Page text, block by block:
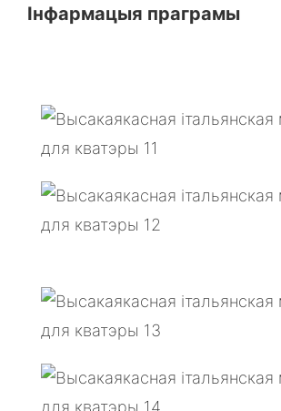
Інфармацыя праграмы